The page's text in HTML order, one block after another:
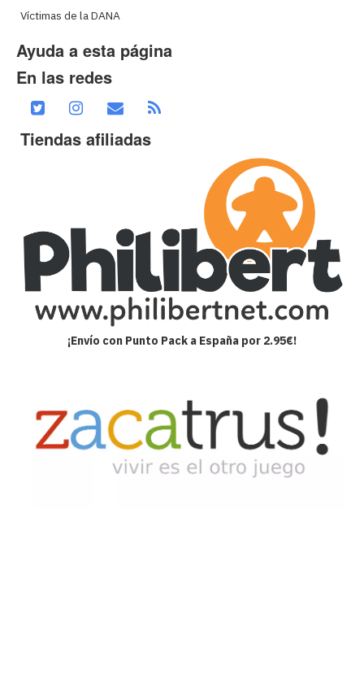
Víctimas de la DANA
Ayuda a esta página
En las redes
Tiendas afiliadas
¡Envío con Punto Pack a España por 2.95€!